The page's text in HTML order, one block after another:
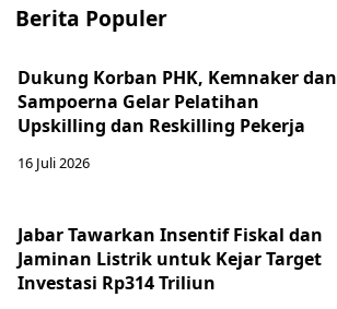
Berita Populer
Dukung Korban PHK, Kemnaker dan
Sampoerna Gelar Pelatihan
Upskilling dan Reskilling Pekerja
16 Juli 2026
Jabar Tawarkan Insentif Fiskal dan
Jaminan Listrik untuk Kejar Target
Investasi Rp314 Triliun